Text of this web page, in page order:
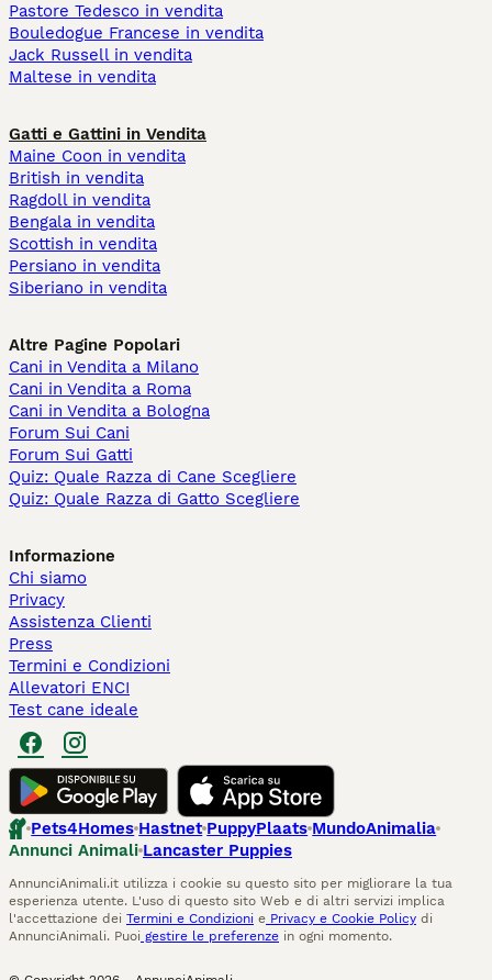
Pastore Tedesco in vendita
Bouledogue Francese in vendita
Jack Russell in vendita
Maltese in vendita
Gatti e Gattini in Vendita
Maine Coon in vendita
British in vendita
Ragdoll in vendita
Bengala in vendita
Scottish in vendita
Persiano in vendita
Siberiano in vendita
Altre Pagine Popolari
Cani in Vendita a Milano
Cani in Vendita a Roma
Cani in Vendita a Bologna
Forum Sui Cani
Forum Sui Gatti
Quiz: Quale Razza di Cane Scegliere
Quiz: Quale Razza di Gatto Scegliere
Informazione
Chi siamo
Privacy
Assistenza Clienti
Press
Termini e Condizioni
Allevatori ENCI
Test cane ideale
Pets4Homes Hastnet PuppyPlaats MundoAnimalia
Annunci Animali Lancaster Puppies
AnnunciAnimali.it utilizza i cookie su questo sito per migliorare la tua
esperienza utente. L'uso di questo sito Web e di altri servizi implica
l'accettazione dei Termini e Condizioni e Privacy e Cookie Policy di
AnnunciAnimali. Puoi gestire le preferenze in ogni momento.